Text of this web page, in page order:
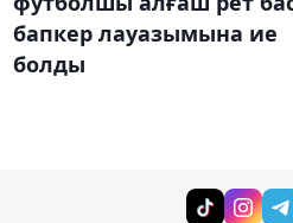
бапкер лауазымына ие
болды